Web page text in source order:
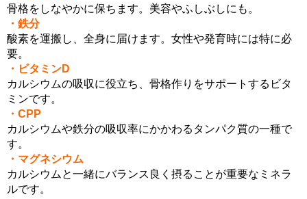
骨格をしなやかに保ちます。美容やふしぶしにも。
・鉄分
酸素を運搬し、全身に届けます。女性や発育時には特に必
要。
・ビタミンD
カルシウムの吸収に役立ち、骨格作りをサポートするビタ
ミンです。
・CPP
カルシウムや鉄分の吸収率にかかわるタンパク質の一種で
す。
・マグネシウム
カルシウムと一緒にバランス良く摂ることが重要なミネラ
ルです。